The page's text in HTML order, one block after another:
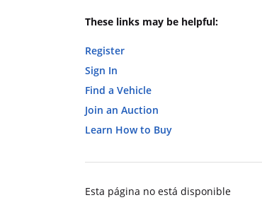
These links may be helpful:
Register
Sign In
Find a Vehicle
Join an Auction
Learn How to Buy
Esta página no está disponible